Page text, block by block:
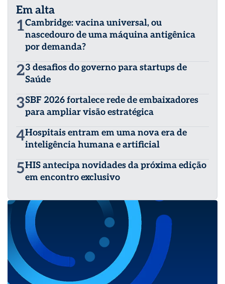
Em alta
1Cambridge: vacina universal, ou
nascedouro de uma máquina antigênica
por demanda?
23 desafios do governo para startups de
Saúde
3SBF 2026 fortalece rede de embaixadores
para ampliar visão estratégica
4Hospitais entram em uma nova era de
inteligência humana e artificial
5HIS antecipa novidades da próxima edição
em encontro exclusivo